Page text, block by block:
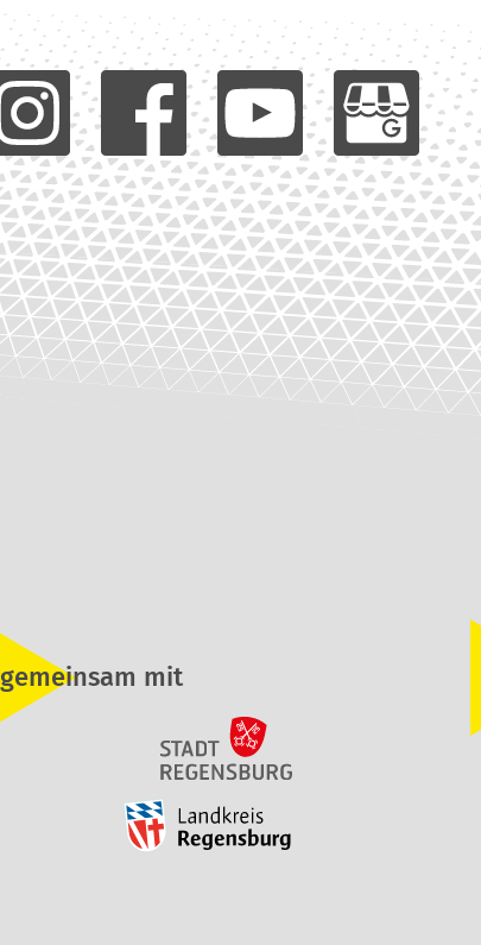
gemeinsam mit